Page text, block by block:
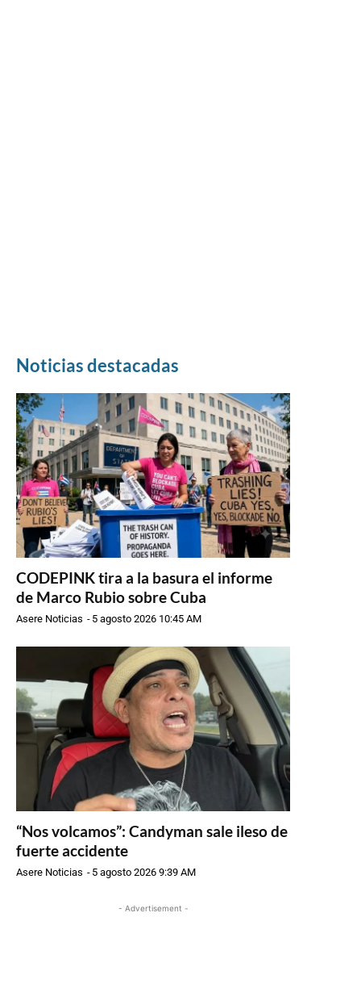
Noticias destacadas
CODEPINK tira a la basura el informe
de Marco Rubio sobre Cuba
Asere Noticias - 5 agosto 2026 10:45 AM
“Nos volcamos”: Candyman sale ileso de
fuerte accidente
Asere Noticias - 5 agosto 2026 9:39 AM
- Advertisement -